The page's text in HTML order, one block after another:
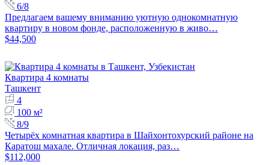
6/8
Предлагаем вашему вниманию уютную однокомнатную
квартиру в новом фонде, расположенную в живо…
$44,500
Квартира 4 комнаты
Ташкент
4
100 м²
8/9
Четырёх комнатная квартира в Шайхонтохурский районе на
Каратош махале. Отличная локация, раз…
$112,000